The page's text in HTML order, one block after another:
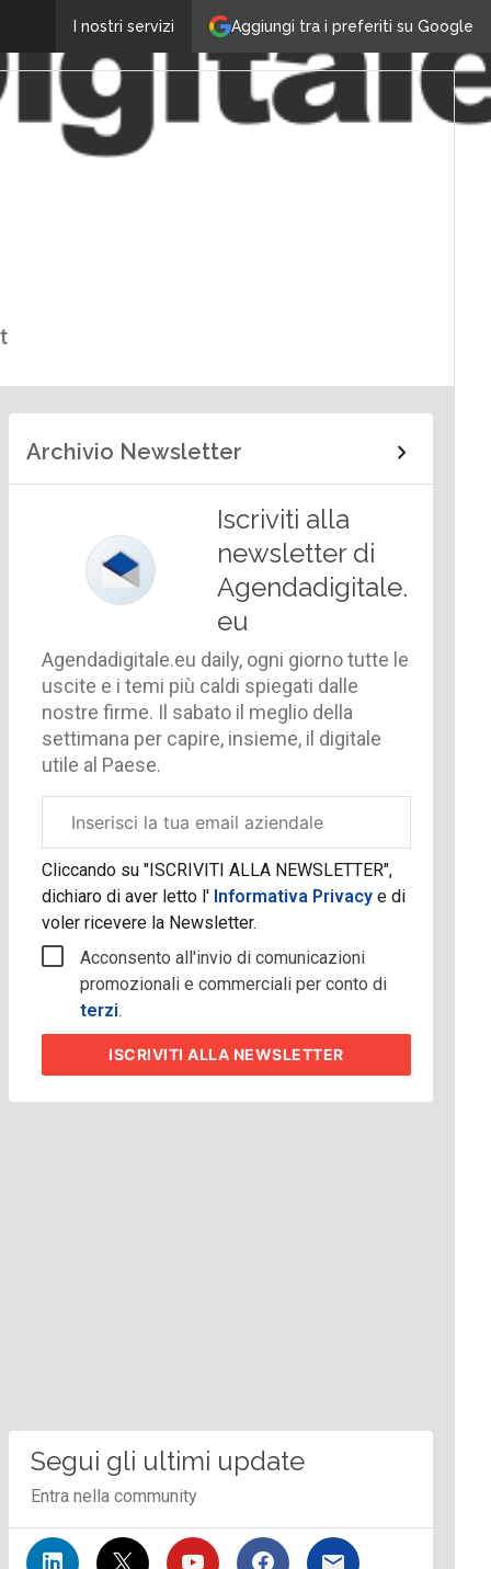
Aggiungi tra i preferiti su Google
I nostri servizi
Archivio Newsletter
Iscriviti alla
newsletter di
Agendadigitale.
eu
Agendadigitale.eu daily, ogni giorno tutte le
uscite e i temi più caldi spiegati dalle
nostre firme. Il sabato il meglio della
settimana per capire, insieme, il digitale
utile al Paese.
aziendale
Cliccando su "ISCRIVITI ALLA NEWSLETTER",
dichiaro di aver letto l' Informativa Privacye di
voler ricevere la Newsletter.
Acconsento all'invio di comunicazioni
promozionali e commerciali per conto di
terzi.
ISCRIVITIALLA NEWSLETTER
Segui gli ultimi update
Entra nella community